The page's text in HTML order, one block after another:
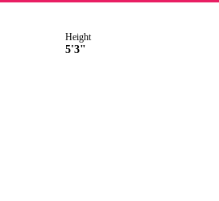
Height
5'3"